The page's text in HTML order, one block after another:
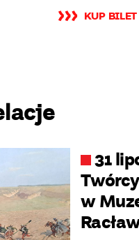
KUP BILET
31
w